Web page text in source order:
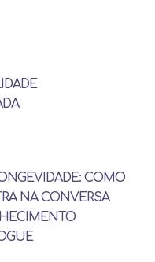
COMO
NA CONVERSA